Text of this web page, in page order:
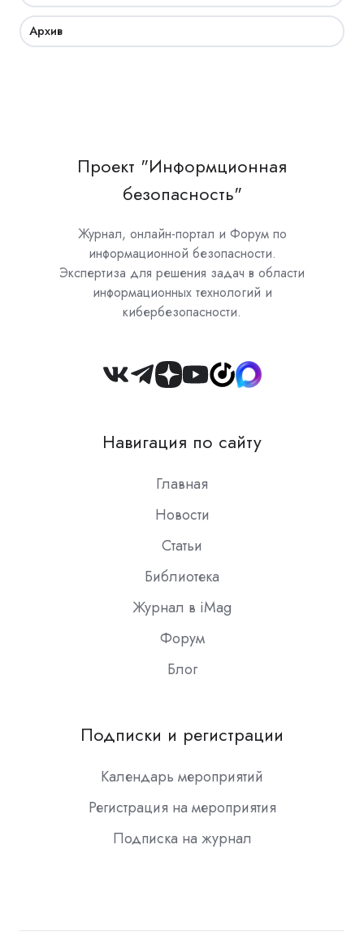
Архив
Проект "Информционная
безопасность"
Журнал, онлайн-портал и Форум по
информационной безопасности.
Экспертиза для решения задач в области
информационных технологий и
кибербезопасности.
Join
Slack
Навигация по сайту
Главная
Новости
Статьи
Библиотека
Журнал в iMag
Форум
Блог
Подписки и регистрации
Календарь мероприятий
Регистрация на мероприятия
Подписка на журнал